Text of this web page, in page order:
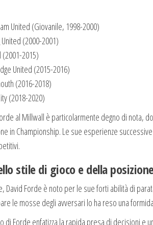
United (Giovanile, 1998-2000)
(2000-2001)
2015)
United (2015-2016)
(2016-2018)
(2018-2020)
al Millwall è particolarmente degno di nota,
in Championship. Le sue esperienze
stile di gioco e della
David Forde è noto per le sue forti abilità di
le mosse degli avversari lo ha reso una
di Forde enfatizza la rapida presa di decisioni e